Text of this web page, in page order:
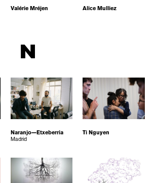
Valérie Mréjen Alice Mulliez
N
Naranjo—Etxeberria
Madrid
Ti Nguyen